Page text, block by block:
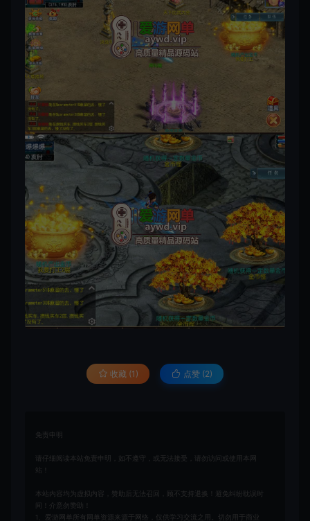
收藏 (1) 点赞 (2)
免责申明
请仔细阅读本站免责申明，如不遵守，或无法接受，请勿访问或使用本网
站！
本站内容均为虚拟内容，赞助后无法召回，顾不支持退换！避免纠纷耽误时
间！介意勿赞助！
1、爱游网单所有网单资源来源于网络，仅供学习交流之用。切勿用于商业